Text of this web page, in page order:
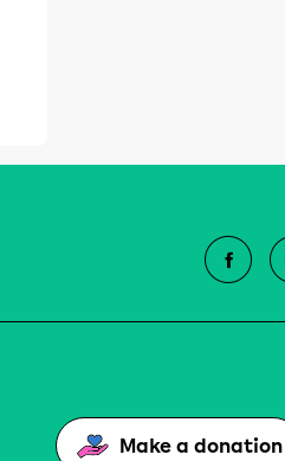
Make a donation